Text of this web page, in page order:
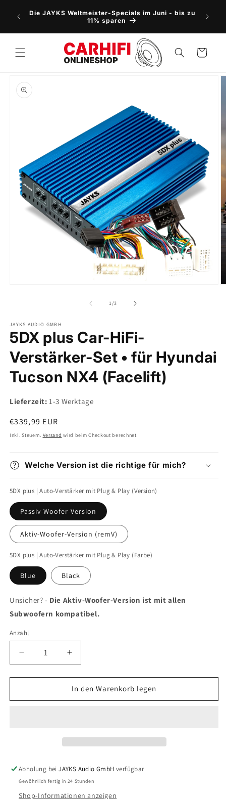
Inhalt
Die JAYKS Weltmeister-Specials im Juni - bis zu
11% sparen
Warenkorb
1/von
3
JAYKS AUDIO GMBH
5DX plus Car-HiFi-
Verstärker-Set • für Hyundai
Tucson NX4 (Facelift)
Lieferzeit: 1-3 Werktage
Normaler
Preis
€339,99 EUR
Inkl. Steuern. Versand wird beim Checkout berechnet
Welche Version ist die richtige für mich?
5DX plus | Auto-Verstärker mit Plug & Play (Version)
Passiv-Woofer-Version
Aktiv-Woofer-Version (remV)
5DX plus | Auto-Verstärker mit Plug & Play (Farbe)
Blue Black
Unsicher? - Die Aktiv-Woofer-Version ist mit allen
Subwoofern kompatibel.
Anzahl
Verringere
die
Menge
5DX
für
Hyundai
Tucson
Erhöhe
die
Menge
für
5DX
für
Hyundai
Tucson
In den Warenkorb legen
Abholung beiJAYKS Audio GmbH verfügbar
Gewöhnlich fertig in 24 Stunden
Shop-Informationen anzeigen